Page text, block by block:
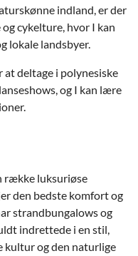
indland, er der
cykelture, hvor I kan
lokale landsbyer.
deltage i polynesiske
og I kan lære
række luksuriøse
den bedste komfort og
strandbungalows og
indrettede i en stil,
kultur og den naturlige